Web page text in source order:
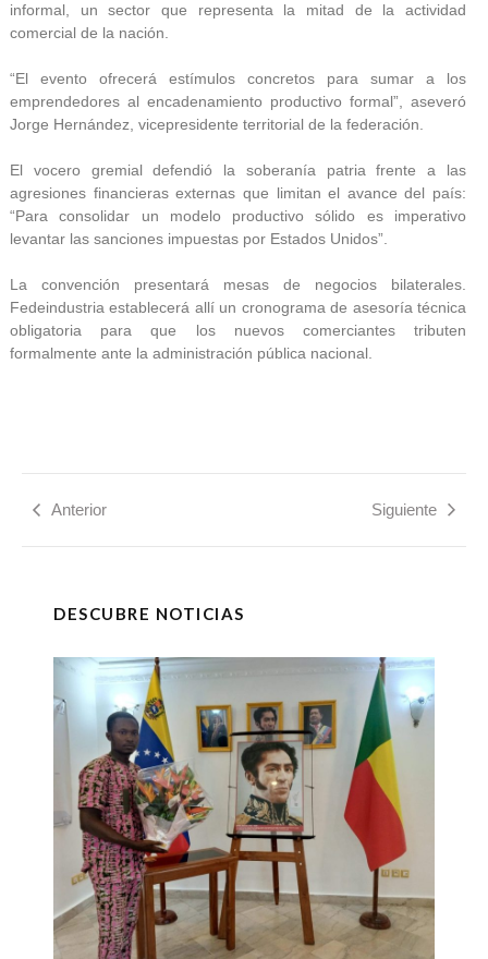
informal, un sector que representa la mitad de la actividad
comercial de la nación.
“El evento ofrecerá estímulos concretos para sumar a los
emprendedores al encadenamiento productivo formal”, aseveró
Jorge Hernández, vicepresidente territorial de la federación.
El vocero gremial defendió la soberanía patria frente a las
agresiones financieras externas que limitan el avance del país:
“Para consolidar un modelo productivo sólido es imperativo
levantar las sanciones impuestas por Estados Unidos”.
La convención presentará mesas de negocios bilaterales.
Fedeindustria establecerá allí un cronograma de asesoría técnica
obligatoria para que los nuevos comerciantes tributen
formalmente ante la administración pública nacional.
Anterior Siguiente
DESCUBRE NOTICIAS